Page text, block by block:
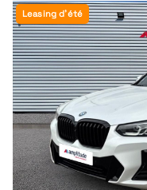
Leasing d'été